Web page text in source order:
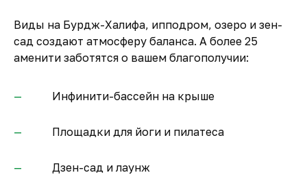
Виды на Бурдж-Халифа, ипподром, озеро и зен-
сад создают атмосферу баланса. А более 25
аменити заботятся о вашем благополучии:
Инфинити-бассейн на крыше
Площадки для йоги и пилатеса
Дзен-сад и лаунж